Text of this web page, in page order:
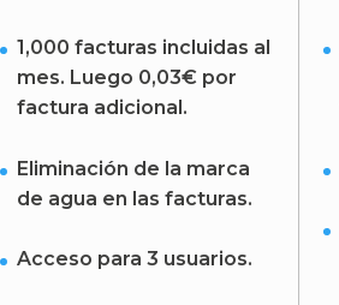
1,000 facturas incluidas al
mes. Luego 0,03€ por
factura adicional.
Eliminación de la marca
de agua en las facturas.
Acceso para 3 usuarios.